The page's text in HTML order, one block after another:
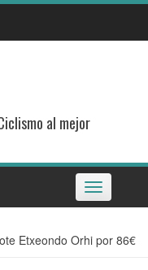
al mejor
Toggle
navigation
Etxeondo Orhi por 86€